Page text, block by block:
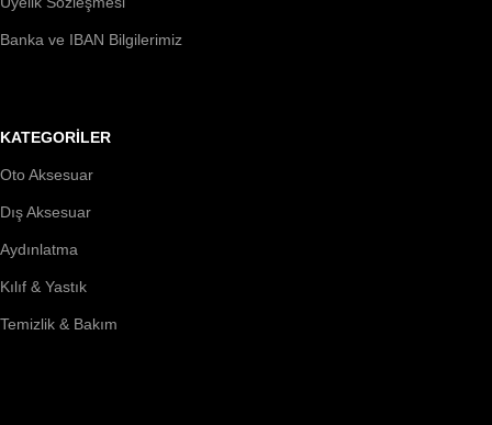
Banka ve IBAN Bilgilerimiz
KATEGORİLER
Oto Aksesuar
Dış Aksesuar
Aydınlatma
Kılıf & Yastık
Temizlik & Bakım